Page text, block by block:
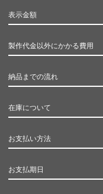
表示金額
製作代金以外にかかる費用
納品までの流れ
在庫について
お支払い方法
お支払期日